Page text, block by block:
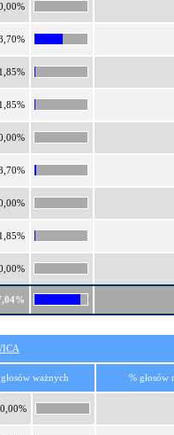
1,85%
1,85%
1,85%
ważnych % głosów
0,00%